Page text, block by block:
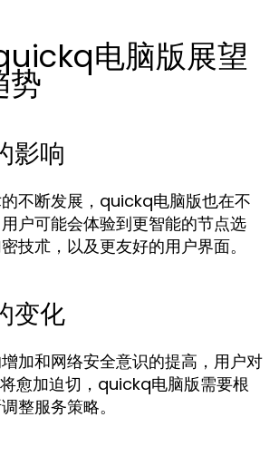
电脑版展望
势
影响
不断发展，quickq电脑版也在不
户可能会体验到更智能的节点选
技朮，以及更友好的用户界面。
变化
加和网络安全意识的提高，用户对
愈加迫切，quickq电脑版需要根
整服务策略。